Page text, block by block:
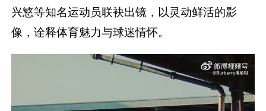
兴慜等知名运动员联袂出镜，以灵动鲜活的影
像，诠释体育魅力与球迷情怀。